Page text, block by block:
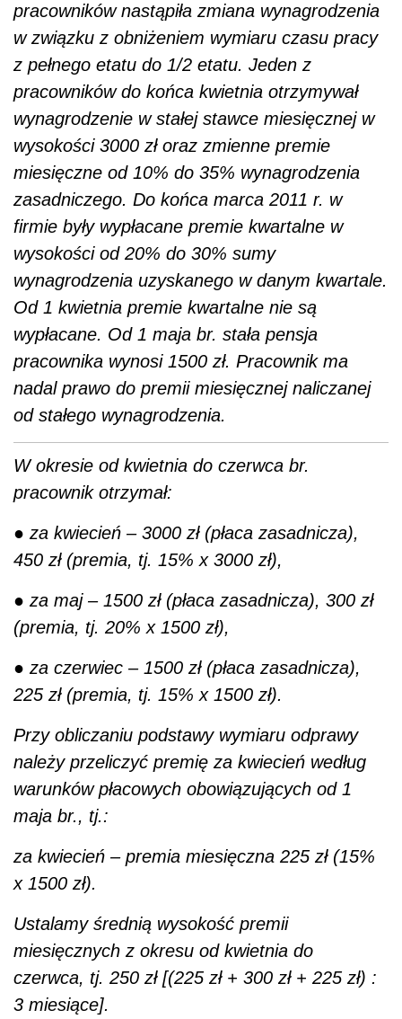
pracowników nastąpiła zmiana wynagrodzenia
w związku z obniżeniem wymiaru czasu pracy
z pełnego etatu do 1/2 etatu. Jeden z
pracowników do końca kwietnia otrzymywał
wynagrodzenie w stałej stawce miesięcznej w
wysokości 3000 zł oraz zmienne premie
miesięczne od 10% do 35% wynagrodzenia
zasadniczego. Do końca marca 2011 r. w
firmie były wypłacane premie kwartalne w
wysokości od 20% do 30% sumy
wynagrodzenia uzyskanego w danym kwartale.
Od 1 kwietnia premie kwartalne nie są
wypłacane. Od 1 maja br. stała pensja
pracownika wynosi 1500 zł. Pracownik ma
nadal prawo do premii miesięcznej naliczanej
od stałego wynagrodzenia.
W okresie od kwietnia do czerwca br.
pracownik otrzymał:
● za kwiecień – 3000 zł (płaca zasadnicza),
450 zł (premia, tj. 15% x 3000 zł),
● za maj – 1500 zł (płaca zasadnicza), 300 zł
(premia, tj. 20% x 1500 zł),
● za czerwiec – 1500 zł (płaca zasadnicza),
225 zł (premia, tj. 15% x 1500 zł).
Przy obliczaniu podstawy wymiaru odprawy
należy przeliczyć premię za kwiecień według
warunków płacowych obowiązujących od 1
maja br., tj.:
za kwiecień – premia miesięczna 225 zł (15%
x 1500 zł).
Ustalamy średnią wysokość premii
miesięcznych z okresu od kwietnia do
czerwca, tj. 250 zł [(225 zł + 300 zł + 225 zł) :
3 miesiące].